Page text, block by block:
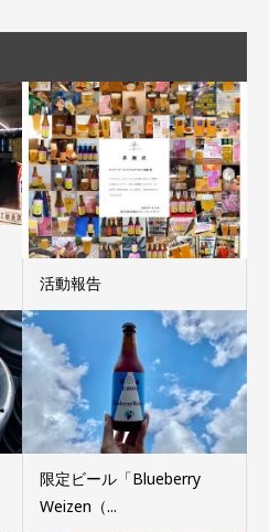
活動報告
限定ビール「Blueberry
Weizen（...